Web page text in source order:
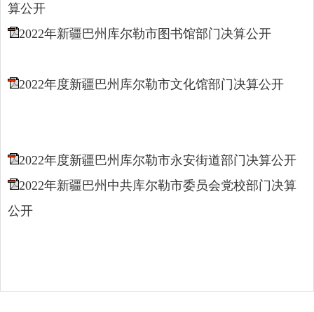
算公开
2022年新疆巴州库尔勒市图书馆部门决算公开
2022年度新疆巴州库尔勒市文化馆部门决算公开
2022年度新疆巴州库尔勒市永安街道部门决算公开
2022年新疆巴州中共库尔勒市委员会党校部门决算
公开